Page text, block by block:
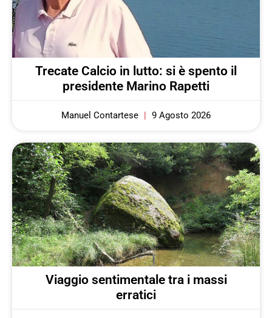
Trecate Calcio in lutto: si è spento il
presidente Marino Rapetti
Manuel Contartese 9 Agosto 2026
Viaggio sentimentale tra i massi
erratici